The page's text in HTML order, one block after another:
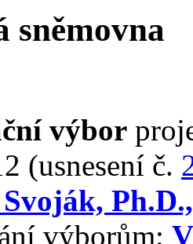
sněmovna
výbor
(usnesení č.
výborům: